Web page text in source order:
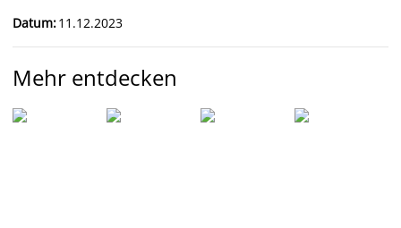
Datum:11.12.2023
Mehr entdecken